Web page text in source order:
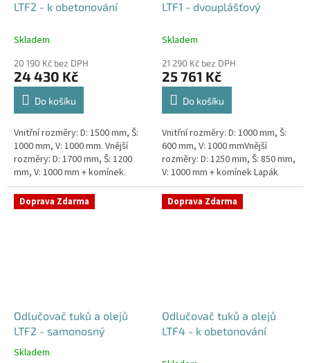
LTF2 - k obetonování
Skladem
20 190 Kč bez DPH
24 430 Kč
Do košíku
Vnitřní rozměry: D: 1500 mm, Š:
1000 mm, V: 1000 mm. Vnější
rozměry: D: 1700 mm, Š: 1200
mm, V: 1000 mm + komínek.
Lapák tuků do 2l/s nebo 250
jídel denně Průměr a umístění...
LTF1 - dvouplášťový
Skladem
21 290 Kč bez DPH
25 761 Kč
Do košíku
Vnitřní rozměry: D: 1000 mm, Š:
600 mm, V: 1000 mmVnější
rozměry: D: 1250 mm, Š: 850 mm,
V: 1000 mm + komínek Lapák
tuků do 1l/s nebo 100 jídel
denně Průměr a umístění...
Doprava Zdarma
Odlučovač tuků a olejů
LTF2 - samonosný
Průměrné
Skladem
Doprava Zdarma
Odlučovač tuků a olejů
LTF4 - k obetonování